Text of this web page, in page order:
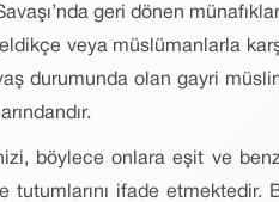
geri dönen
veya müslümanlarla
durumunda olan gayri
böylece onlara eşit ve
tutumlarını ifade